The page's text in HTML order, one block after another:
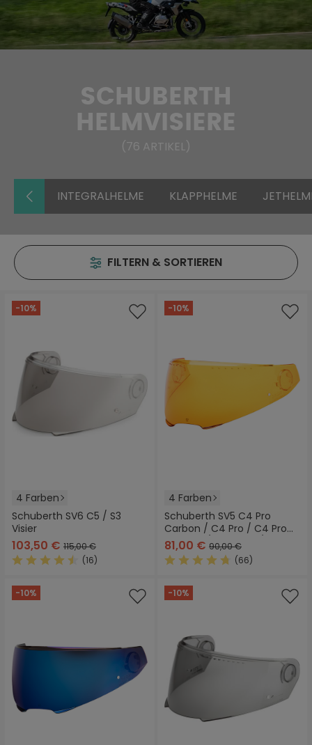
SCHUBERTH
HELMVISIERE
(76 ARTIKEL)
INTEGRALHELME KLAPPHELME
FILTERN & SORTIEREN
-10%
4 Farben
Schuberth SV6 C5 / S3
Visier
103,50 € 115,00 €
(16)
-10%
4 Farben
Schuberth SV5 C4 Pro
Carbon / C4 Pro / C4 Pro
Women / C4 Basic / C4
Visier
81,00 € 90,00 €
(66)
-10% -10%